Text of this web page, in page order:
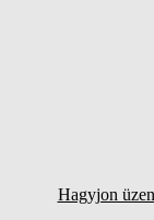
Hagyjon